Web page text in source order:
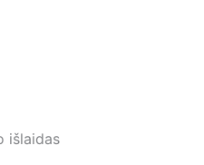
išlaidas